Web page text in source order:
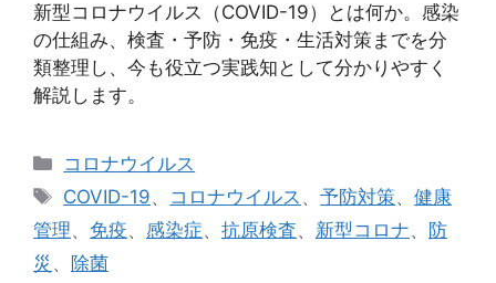
新型コロナウイルス（COVID-19）とは何か。感染
の仕組み、検査・予防・免疫・生活対策までを分
類整理し、今も役立つ実践知として分かりやすく
解説します。
カ
テ
リ
ー
コロナウイルス
タ
グ
COVID-19、 コロナウイルス 、予防対策、健康
管理、 免疫、 感染症、 抗原検査、 新型コロナ、 防
災 、 除菌